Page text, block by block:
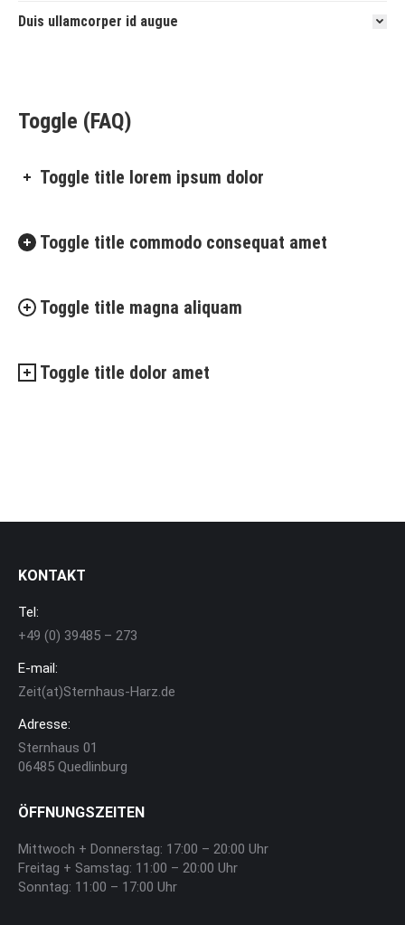
Duis ullamcorper id augue
Toggle (FAQ)
Toggle title lorem ipsum dolor
Toggle title commodo consequat amet
Toggle title magna aliquam
Toggle title dolor amet
KONTAKT
Tel:
+49 (0) 39485 – 273
E-mail:
Zeit(at)Sternhaus-Harz.de
Adresse:
Sternhaus 01
06485 Quedlinburg
ÖFFNUNGSZEITEN
Mittwoch + Donnerstag: 17:00 – 20:00 Uhr
Freitag + Samstag: 11:00 – 20:00 Uhr
Sonntag: 11:00 – 17:00 Uhr